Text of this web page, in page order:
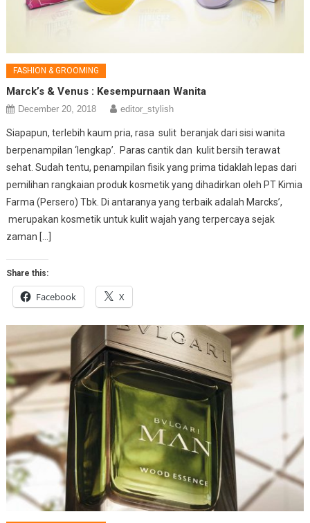
FASHION & GROOMING
Marck’s & Venus : Kesempurnaan Wanita
December 20, 2018 editor_stylish
Siapapun, terlebih kaum pria, rasa sulit beranjak dari sisi wanita
berpenampilan ‘lengkap’. Paras cantik dan kulit bersih terawat
sehat. Sudah tentu, penampilan fisik yang prima tidaklah lepas dari
pemilihan rangkaian produk kosmetik yang dihadirkan oleh PT Kimia
Farma (Persero) Tbk. Di antaranya yang terbaik adalah Marcks’,
merupakan kosmetik untuk kulit wajah yang terpercaya sejak
zaman […]
Share this:
Facebook X